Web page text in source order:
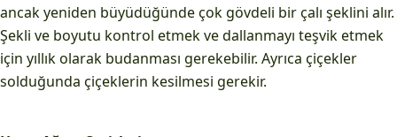
ancak yeniden büyüdüğünde çok gövdeli bir çalı şeklini alır.
Şekli ve boyutu kontrol etmek ve dallanmayı teşvik etmek
için yıllık olarak budanması gerekebilir. Ayrıca çiçekler
solduğunda çiçeklerin kesilmesi gerekir.